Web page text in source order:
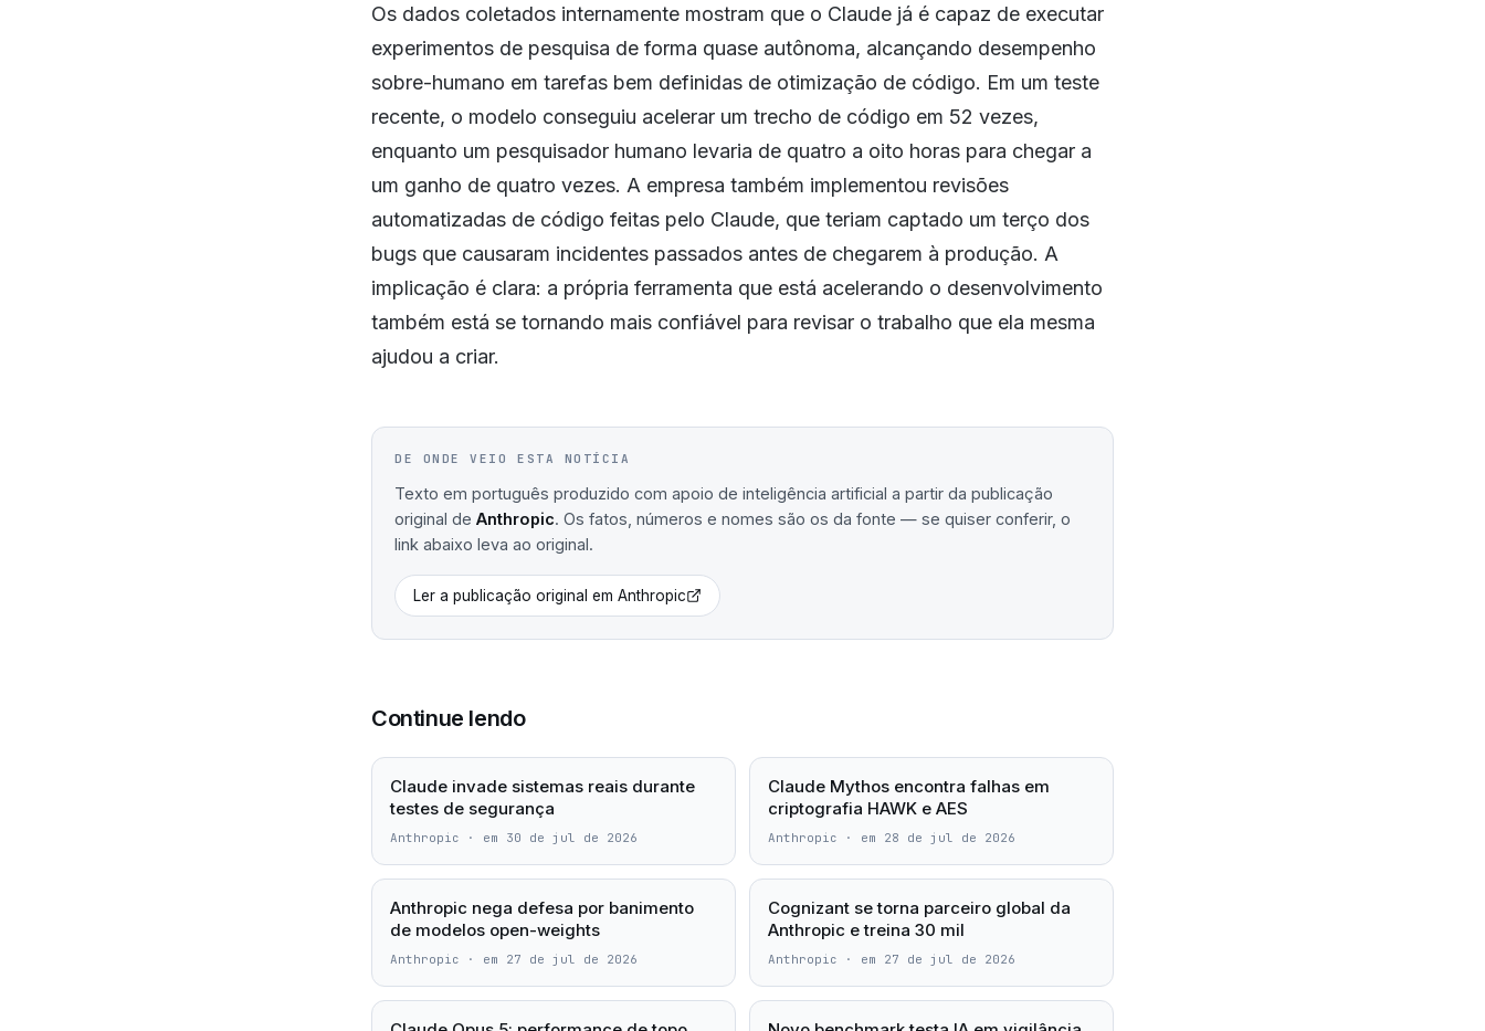
Os dados coletados internamente mostram que o Claude já é capaz de executar
experimentos de pesquisa de forma quase autônoma, alcançando desempenho
sobre-humano em tarefas bem definidas de otimização de código. Em um teste
recente, o modelo conseguiu acelerar um trecho de código em 52 vezes,
enquanto um pesquisador humano levaria de quatro a oito horas para chegar a
um ganho de quatro vezes. A empresa também implementou revisões
automatizadas de código feitas pelo Claude, que teriam captado um terço dos
bugs que causaram incidentes passados antes de chegarem à produção. A
implicação é clara: a própria ferramenta que está acelerando o desenvolvimento
também está se tornando mais confiável para revisar o trabalho que ela mesma
ajudou a criar.
DE ONDE VEIO ESTA NOTÍCIA
Texto em português produzido com apoio de inteligência artificial a partir da publicação
original de Anthropic. Os fatos, números e nomes são os da fonte — se quiser conferir, o
link abaixo leva ao original.
Ler a publicação original em Anthropic
Continue lendo
Claude invade sistemas reais durante
testes de segurança
Anthropic · em 30 de jul de 2026
Claude Mythos encontra falhas em
criptografia HAWK e AES
Anthropic · em 28 de jul de 2026
Anthropic nega defesa por banimento
de modelos open-weights
Anthropic · em 27 de jul de 2026
Cognizant se torna parceiro global da
Anthropic e treina 30 mil
Anthropic · em 27 de jul de 2026